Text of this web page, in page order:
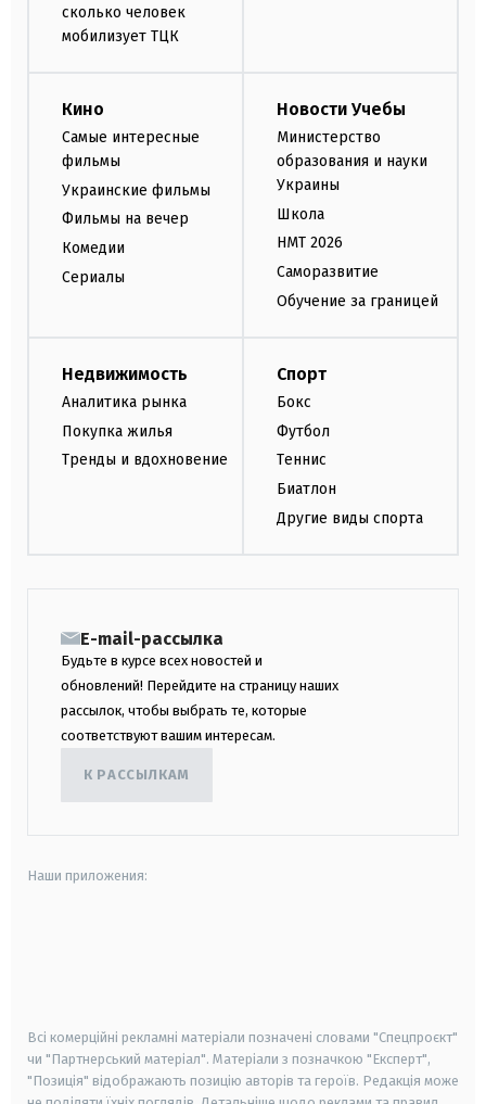
сколько человек
мобилизует ТЦК
Кино
Самые интересные
фильмы
Украинские фильмы
Фильмы на вечер
Комедии
Сериалы
Новости Учебы
Министерство
образования и науки
Украины
Школа
НМТ 2026
Саморазвитие
Обучение за границей
Недвижимость
Аналитика рынка
Покупка жилья
Тренды и вдохновение
Спорт
Бокс
Футбол
Теннис
Биатлон
Другие виды спорта
E-mail-рассылка
Будьте в курсе всех новостей и
обновлений! Перейдите на страницу наших
рассылок, чтобы выбрать те, которые
соответствуют вашим интересам.
К РАССЫЛКАМ
Наши приложения:
Всі комерційні рекламні матеріали позначені словами "Спецпроєкт"
чи "Партнерський матеріал". Матеріали з позначкою "Експерт",
"Позиція" відображають позицію авторів та героїв. Редакція може